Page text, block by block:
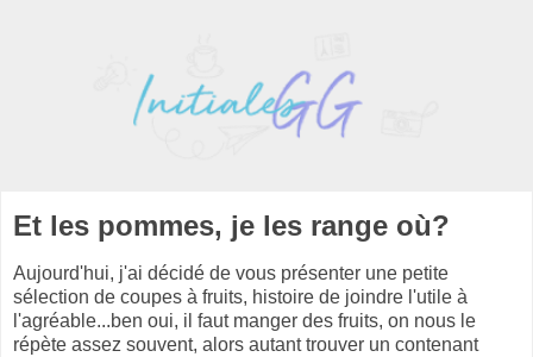
Et les pommes, je les range où?
Aujourd'hui, j'ai décidé de vous présenter une petite
sélection de coupes à fruits, histoire de joindre l'utile à
l'agréable...ben oui, il faut manger des fruits, on nous le
répète assez souvent, alors autant trouver un contenant